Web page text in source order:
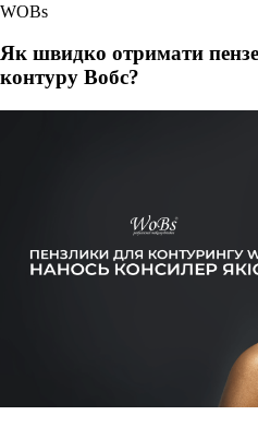
WOBs
Як швидко отримати
контуру Вобс?